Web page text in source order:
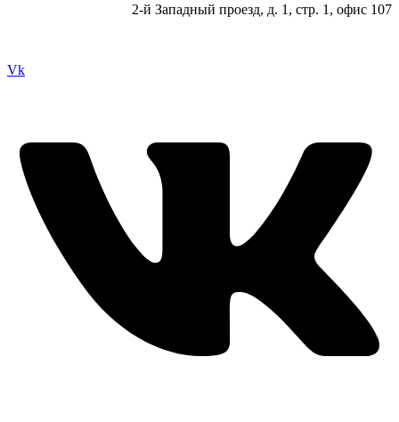
2-й Западный проезд, д. 1, стр. 1, офис 107
Vk